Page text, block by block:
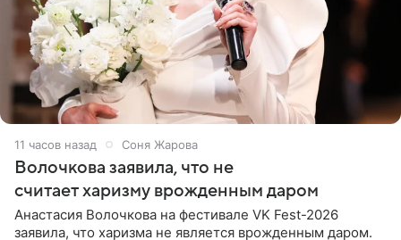
11 часов назад Соня Жарова
Волочкова заявила, что не
считает харизму врожденным даром
Анастасия Волочкова на фестивале VK Fest-2026
заявила, что харизма не является врожденным даром.